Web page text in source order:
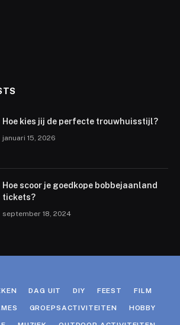
Hoe kies jij de perfecte trouwhuisstijl?
januari 15, 2026
Hoe scoor je goedkope bobbejaanland
tickets?
september 18, 2024
DAG UIT DIY FEEST FILM
GROEPSACTIVITEITEN HOBBY